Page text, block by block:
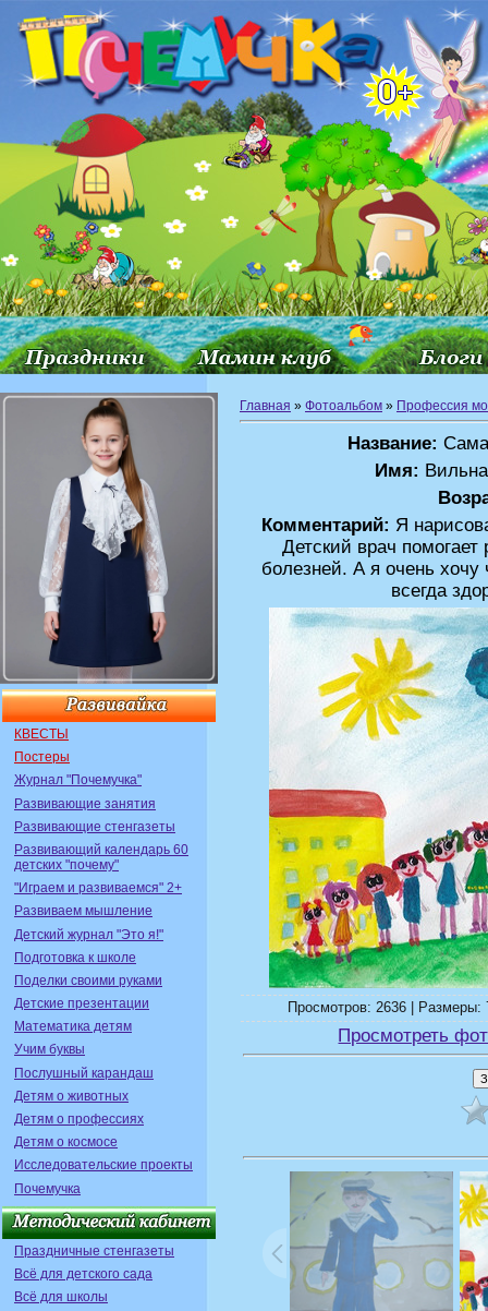
КВЕСТЫ
Постеры
Журнал "Почемучка"
Развивающие занятия
Развивающие стенгазеты
Развивающий календарь 60
детских "почему"
"Играем и развиваемся" 2+
Развиваем мышление
Детский журнал "Это я!"
Подготовка к школе
Поделки своими руками
Детские презентации
Математика детям
Учим буквы
Послушный карандаш
Детям о животных
Детям о профессиях
Детям о космосе
Исследовательские проекты
Почемучка
Праздничные стенгазеты
Всё для детского сада
Всё для школы
Главная » Фотоальбом » Профессия
Название:
Имя:
Комментарий: Я
Детский врач
болезней. А я очень
всегда
Просмотров: 2636 |
Просмотреть